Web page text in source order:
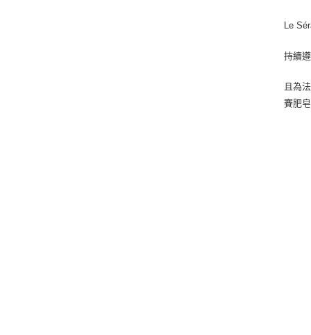
Le
持續
且為
賽肥